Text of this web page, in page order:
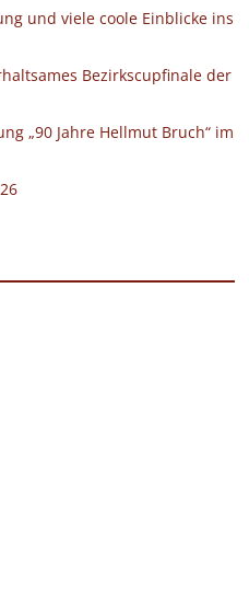
und viele coole Einblicke ins
Bezirkscupfinale der
„90 Jahre Hellmut Bruch“ im